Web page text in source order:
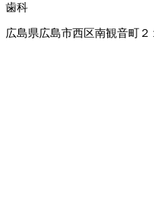
歯科
広島県広島市西区南観音町２